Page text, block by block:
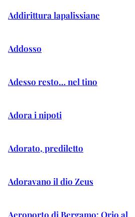
Addirittura lapalissiane
Addosso
Adesso resto… nel tino
Adora i nipoti
Adorato, prediletto
Adoravano il dio Zeus
Aeroporto di Bergamo: Orio al __